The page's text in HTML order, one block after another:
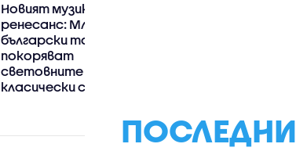
Новият музикален
ренесанс: Младите
български таланти
покоряват
световните
класически сцени
ПОСЛЕДНИ